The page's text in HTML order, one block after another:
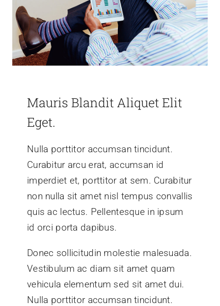
Mauris Blandit Aliquet Elit
Eget.
Nulla porttitor accumsan tincidunt.
Curabitur arcu erat, accumsan id
imperdiet et, porttitor at sem. Curabitur
non nulla sit amet nisl tempus convallis
quis ac lectus. Pellentesque in ipsum
id orci porta dapibus.
Donec sollicitudin molestie malesuada.
Vestibulum ac diam sit amet quam
vehicula elementum sed sit amet dui.
Nulla porttitor accumsan tincidunt.